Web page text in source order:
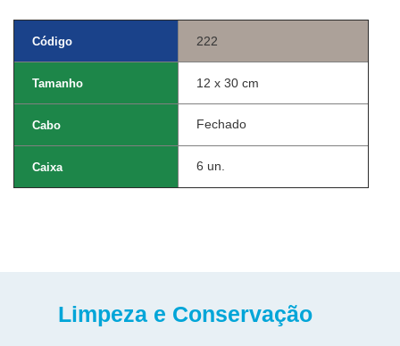
Código 222
Tamanho 12 x 30 cm
Cabo Fechado
Caixa 6 un.
Limpeza e Conservação